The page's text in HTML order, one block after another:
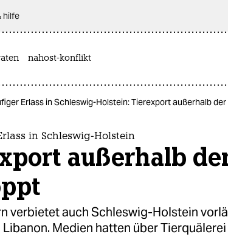
hilfe
nahost-konflikt
Erlass in Schleswig-Holstein: Tierexport außerhalb
in Schleswig-Holstein
außerhalb
verbietet auch Schleswig-Holstein
Libanon. Medien hatten über